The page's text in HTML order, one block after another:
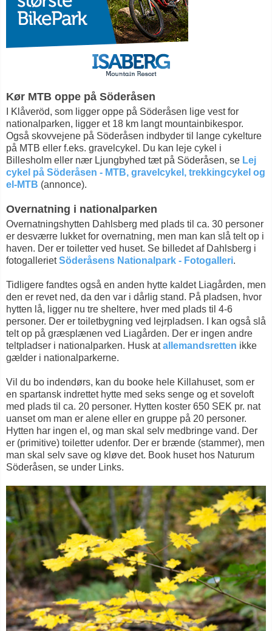
Kør MTB oppe på Söderåsen
I Klåveröd, som ligger oppe på Söderåsen lige vest for
nationalparken, ligger et 18 km langt mountainbikespor.
Også skovvejene på Söderåsen indbyder til lange cykelture
på MTB eller f.eks. gravelcykel. Du kan leje cykel i
Billesholm eller nær Ljungbyhed tæt på Söderåsen, se Lej
cykel på Söderåsen - MTB, gravelcykel, trekkingcykel og
el-MTB (annonce).
Overnatning i nationalparken
Overnatningshytten Dahlsberg med plads til ca. 30 personer
er desværre lukket for overnatning, men man kan slå telt op i
haven. Der er toiletter ved huset. Se billedet af Dahlsberg i
fotogallerietSöderåsens Nationalpark - Fotogalleri.
Tidligere fandtes også en anden hytte kaldet Liagården, men
den er revet ned, da den var i dårlig stand. På pladsen, hvor
hytten lå, ligger nu tre sheltere, hver med plads til 4-6
personer. Der er toiletbygning ved lejrpladsen. I kan også slå
telt op på græsplænen ved Liagården. Der er ingen andre
teltpladser i nationalparken. Husk atallemandsretten ikke
gælder i nationalparkerne.
Vil du bo indendørs, kan du booke hele Killahuset, som er
en spartansk indrettet hytte med seks senge og et soveloft
med plads til ca. 20 personer. Hytten koster 650 SEK pr. nat
uanset om man er alene eller en gruppe på 20 personer.
Hytten har ingen el, og man skal selv medbringe vand. Der
er (primitive) toiletter udenfor. Der er brænde (stammer), men
man skal selv save og kløve det. Book huset hos Naturum
Söderåsen, se under Links.